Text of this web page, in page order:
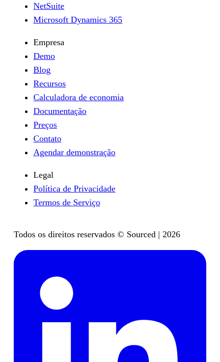
NetSuite
Microsoft Dynamics 365
Empresa
Demo
Blog
Recursos
Calculadora de economia
Documentação
Preços
Contato
Agendar demonstração
Legal
Política de Privacidade
Termos de Serviço
Todos os direitos reservados © Sourced | 2026